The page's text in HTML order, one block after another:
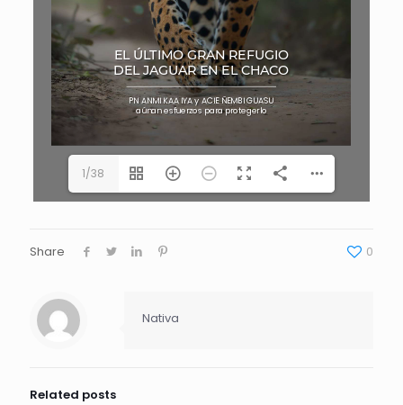
1/38
Share 0
Nativa
Related posts